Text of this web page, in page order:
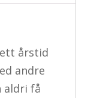
årstid
andre
aldri få